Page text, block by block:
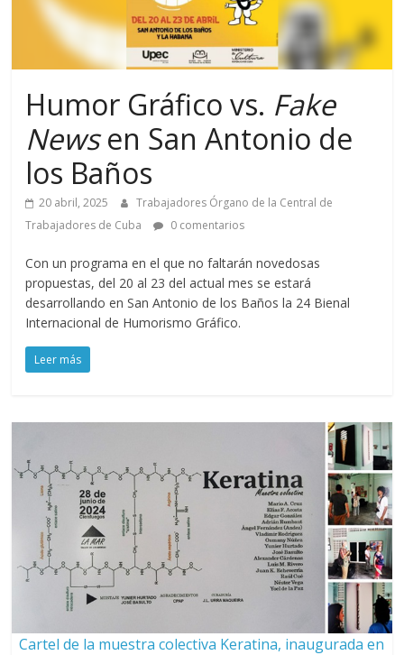
Humor Gráfico vs. Fake
Newsen San Antonio de
los Baños
20 abril, 2025
Trabajadores Órgano de la Central de
Trabajadores de Cuba
0 comentarios
Con un programa en el que no faltarán novedosas
propuestas, del 20 al 23 del actual mes se estará
desarrollando en San Antonio de los Baños la 24 Bienal
Internacional de Humorismo Gráfico.
Leer más
Cartel de la muestra colectiva Keratina, inaugurada en